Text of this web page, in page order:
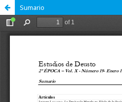
Sumario